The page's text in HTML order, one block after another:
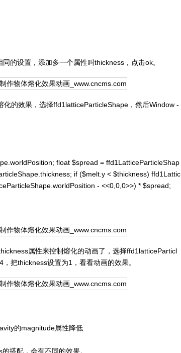
设置，添加多一个属性叫thickness，点击ok。
的效果，选择ffd1latticeParticleShape，然后Window -
float $spread = ffd1LatticeParticleShap
if ($melt.y < $thickness) ffd1Lattic
- <<0,0,0>>) * $spread;
属性来控制熔化的动画了，选择ffd1latticeParticl
把thickness设置为1，看看动画的效果。
的magnitude属性降低
配，会有不同的效果。